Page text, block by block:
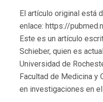
El artículo original está
enlace: https://
Este es un artículo
Schieber, quien es
Universidad de
Facultad de Medicina y
en investigaciones en